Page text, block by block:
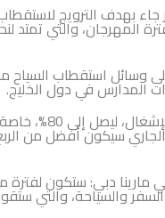
بهدف الترويج
المهرجان، والتي تمتد
وسائل استقطاب السياح
المدارس في دول الخليج.
وتوقع نعيم أن
الجاري سيكون أفضل من
مارينا دبي: ستكون
والسياحة، والتي